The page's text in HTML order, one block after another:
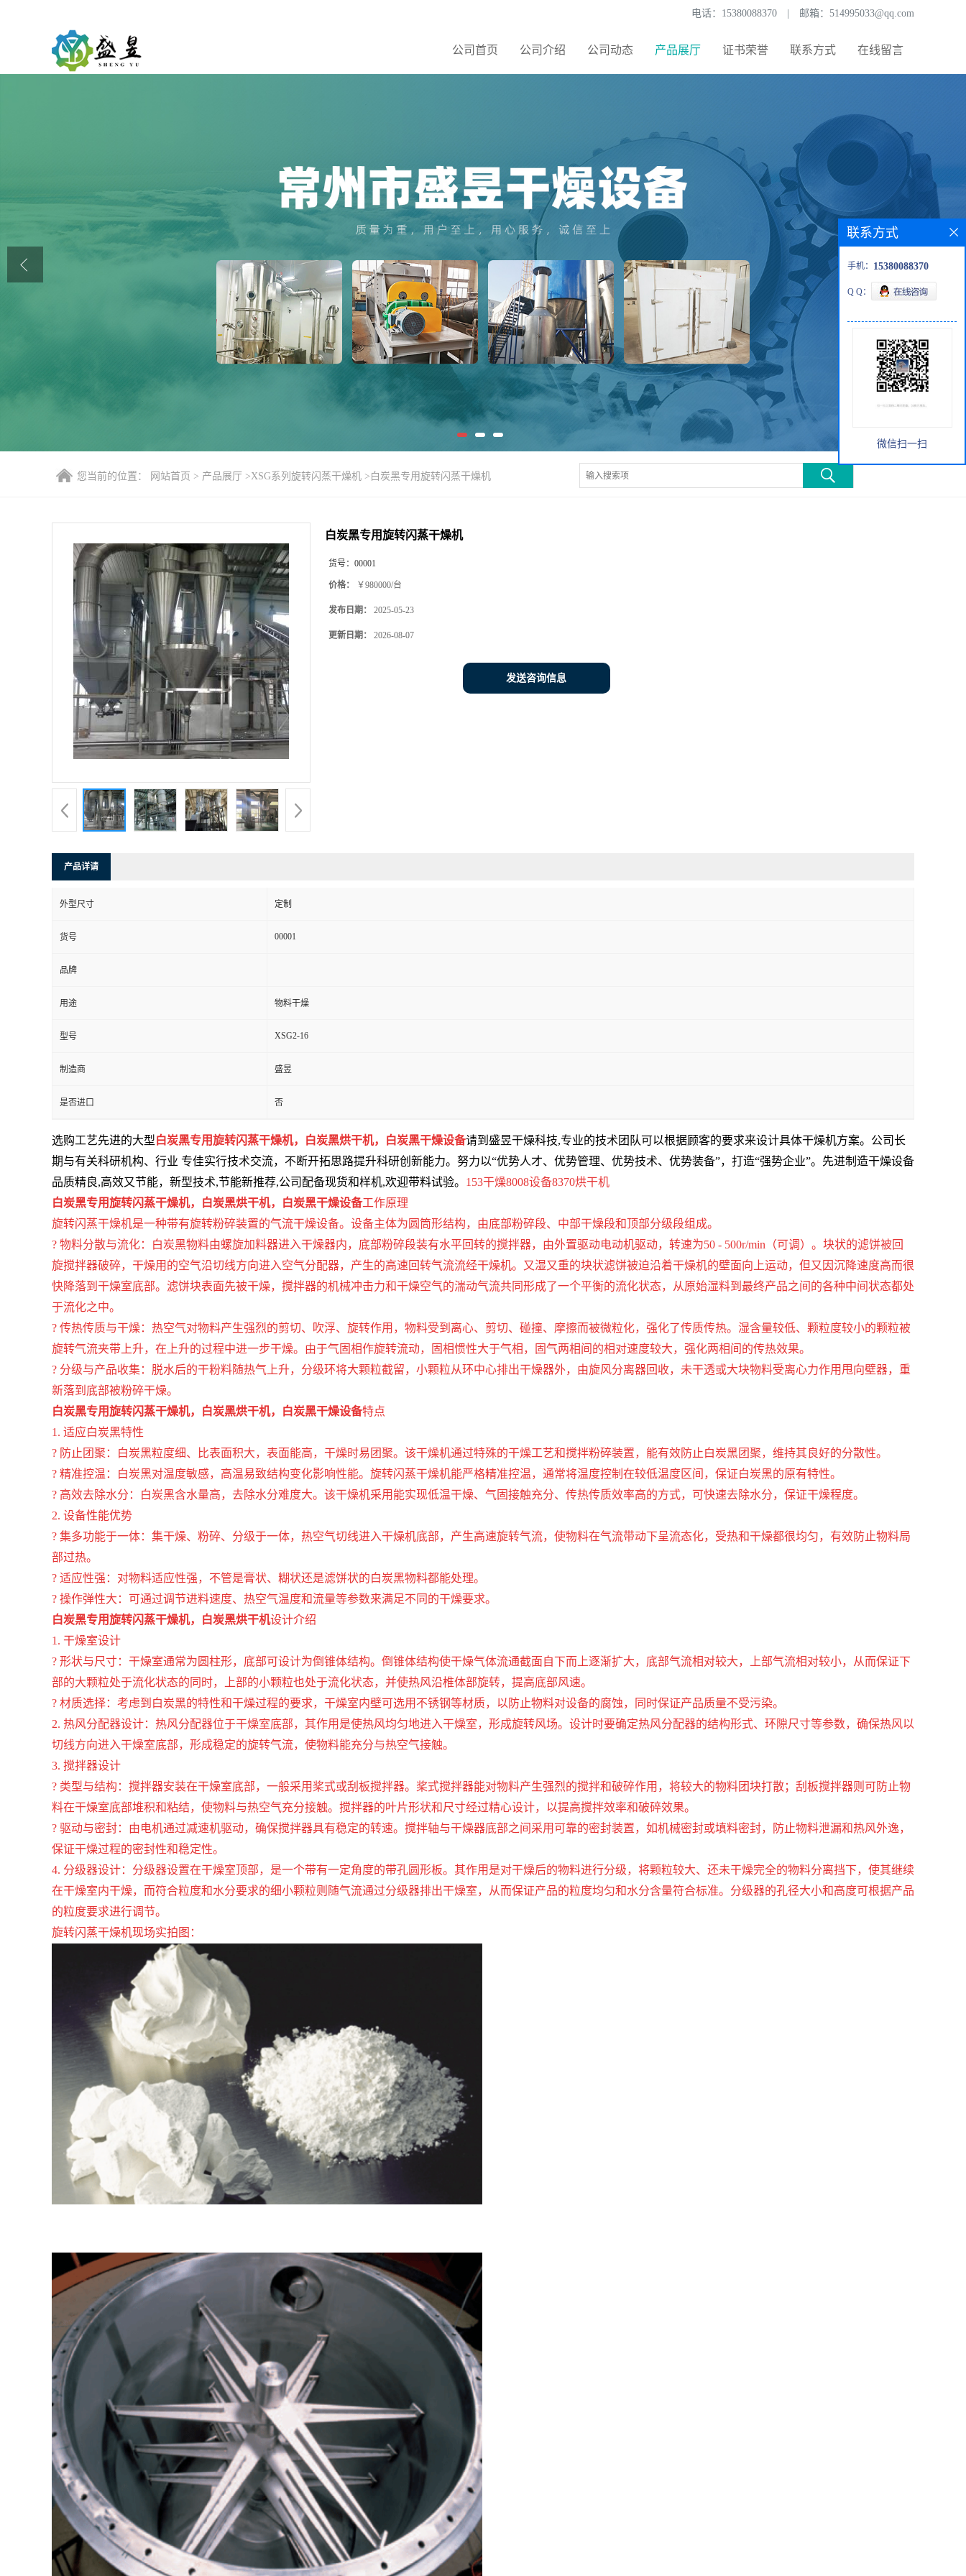
电话： 15380088370 邮箱： 514995033@qq.com
公司首页 公司介绍 公司动态 产品展厅 证书荣誉 联系方式 在线留言
公司首页
在线留言
您当前的位置： 网站首页 > 产品展厅 >XSG系列旋转闪蒸干燥机 > 白炭黑专用旋转闪蒸干燥机
白炭黑专用旋转闪蒸干燥机
货号： 00001
价格： ￥980000/台
发布日期： 2025-05-23
更新日期： 2026-08-07
发送咨询信息
产品详请
外型尺寸 定制
货号 00001
品牌
用途 物料干燥
型号 XSG2-16
制造商 盛昱
是否进口 否
选购工艺先进的大型白炭黑专用旋转闪蒸干燥机，白炭黑烘干机， 白炭黑干燥设备请到盛昱干燥科技,专业的技术团队可以根据顾客的要求来设计具体干燥机方案。公司长
期与有关科研机构、行业 专佳实行技术交流，不断开拓思路提升科研创新能力。努力以“优势人才、优势管理、优势技术、优势装备”，打造“强势企业”。先进制造干燥设备
品质精良,高效又节能，新型技术,节能新推荐,公司配备现货和样机,欢迎带料试验。 153干燥8008设备8370烘干机
白炭黑专用旋转闪蒸干燥机，白炭黑烘干机， 白炭黑干燥设备工作原理
旋转闪蒸干燥机是一种带有旋转粉碎装置的气流干燥设备。设备主体为圆筒形结构，由底部粉碎段、中部干燥段和顶部分级段组成。
? 物料分散与流化：白炭黑物料由螺旋加料器进入干燥器内，底部粉碎段装有水平回转的搅拌器，由外置驱动电动机驱动，转速为50 - 500r/min（可调）。块状的滤饼被回
旋搅拌器破碎，干燥用的空气沿切线方向进入空气分配器，产生的高速回转气流流经干燥机。又湿又重的块状滤饼被迫沿着干燥机的壁面向上运动，但又因沉降速度高而很
快降落到干燥室底部。滤饼块表面先被干燥，搅拌器的机械冲击力和干燥空气的湍动气流共同形成了一个平衡的流化状态，从原始湿料到最终产品之间的各种中间状态都处
于流化之中。
? 传热传质与干燥：热空气对物料产生强烈的剪切、吹浮、旋转作用，物料受到离心、剪切、碰撞、摩擦而被微粒化，强化了传质传热。湿含量较低、颗粒度较小的颗粒被
旋转气流夹带上升，在上升的过程中进一步干燥。由于气固相作旋转流动，固相惯性大于气相，固气两相间的相对速度较大，强化两相间的传热效果。
? 分级与产品收集：脱水后的干粉料随热气上升，分级环将大颗粒截留，小颗粒从环中心排出干燥器外，由旋风分离器回收，未干透或大块物料受离心力作用甩向壁器，重
新落到底部被粉碎干燥。
白炭黑专用旋转闪蒸干燥机，白炭黑烘干机， 白炭黑干燥设备特点
1. 适应白炭黑特性
? 防止团聚：白炭黑粒度细、比表面积大，表面能高，干燥时易团聚。该干燥机通过特殊的干燥工艺和搅拌粉碎装置，能有效防止白炭黑团聚，维持其良好的分散性。
? 精准控温：白炭黑对温度敏感，高温易致结构变化影响性能。旋转闪蒸干燥机能严格精准控温，通常将温度控制在较低温度区间，保证白炭黑的原有特性。
? 高效去除水分：白炭黑含水量高，去除水分难度大。该干燥机采用能实现低温干燥、气固接触充分、传热传质效率高的方式，可快速去除水分，保证干燥程度。
2. 设备性能优势
? 集多功能于一体：集干燥、粉碎、分级于一体，热空气切线进入干燥机底部，产生高速旋转气流，使物料在气流带动下呈流态化，受热和干燥都很均匀，有效防止物料局
部过热。
? 适应性强：对物料适应性强，不管是膏状、糊状还是滤饼状的白炭黑物料都能处理。
? 操作弹性大：可通过调节进料速度、热空气温度和流量等参数来满足不同的干燥要求。
白炭黑专用旋转闪蒸干燥机，白炭黑烘干机设计介绍
1. 干燥室设计
? 形状与尺寸：干燥室通常为圆柱形，底部可设计为倒锥体结构。倒锥体结构使干燥气体流通截面自下而上逐渐扩大，底部气流相对较大，上部气流相对较小，从而保证下
部的大颗粒处于流化状态的同时，上部的小颗粒也处于流化状态，并使热风沿椎体部旋转，提高底部风速。
? 材质选择：考虑到白炭黑的特性和干燥过程的要求，干燥室内壁可选用不锈钢等材质，以防止物料对设备的腐蚀，同时保证产品质量不受污染。
2. 热风分配器设计：热风分配器位于干燥室底部，其作用是使热风均匀地进入干燥室，形成旋转风场。设计时要确定热风分配器的结构形式、环隙尺寸等参数，确保热风以
切线方向进入干燥室底部，形成稳定的旋转气流，使物料能充分与热空气接触。
3. 搅拌器设计
? 类型与结构：搅拌器安装在干燥室底部，一般采用桨式或刮板搅拌器。桨式搅拌器能对物料产生强烈的搅拌和破碎作用，将较大的物料团块打散；刮板搅拌器则可防止物
料在干燥室底部堆积和粘结，使物料与热空气充分接触。搅拌器的叶片形状和尺寸经过精心设计，以提高搅拌效率和破碎效果。
? 驱动与密封：由电机通过减速机驱动，确保搅拌器具有稳定的转速。搅拌轴与干燥器底部之间采用可靠的密封装置，如机械密封或填料密封，防止物料泄漏和热风外逸，
保证干燥过程的密封性和稳定性。
4. 分级器设计：分级器设置在干燥室顶部，是一个带有一定角度的带孔圆形板。其作用是对干燥后的物料进行分级，将颗粒较大、还未干燥完全的物料分离挡下，使其继续
在干燥室内干燥，而符合粒度和水分要求的细小颗粒则随气流通过分级器排出干燥室，从而保证产品的粒度均匀和水分含量符合标准。分级器的孔径大小和高度可根据产品
的粒度要求进行调节。
旋转闪蒸干燥机现场实拍图：
联系方式
手机： 15380088370
Q Q：
微信扫一扫